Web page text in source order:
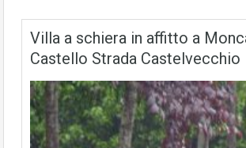
Villa a schiera in affitto a
Castello Strada Castelvecchio